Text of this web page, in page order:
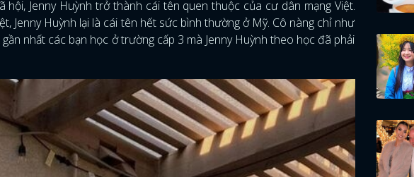
Jenny Huỳnh trở thành cái tên quen thuộc của cư dân mạng Việt.
Jenny Huỳnh lại là cái tên hết sức bình thường ở Mỹ. Cô nàng chỉ như
nhất các bạn học ở trường cấp 3 mà Jenny Huỳnh theo học đã phải